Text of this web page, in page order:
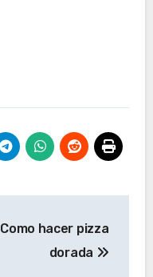
Como hacer pizza
dorada